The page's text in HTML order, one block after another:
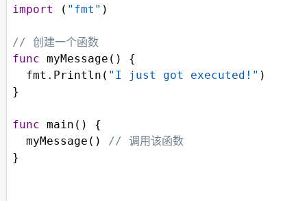
import
( "fmt" )
// 创建一个函数
func myMessage () {
fmt . Println ( "I just got executed!" )
}
func main () {
myMessage () // 调用该函数
}